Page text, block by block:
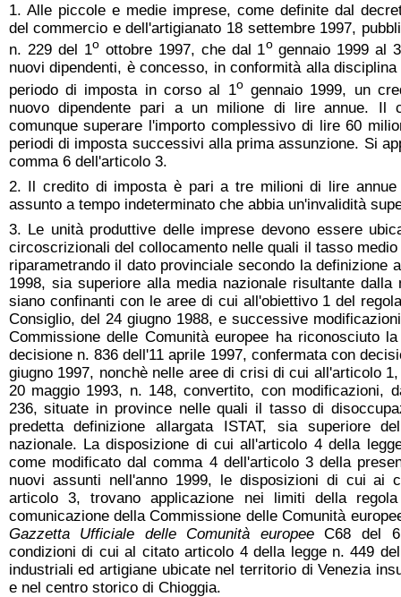
1. Alle piccole e medie imprese, come definite dal
del commercio e dell'artigianato 18 settembre 1997,
n. 229 del 1oottobre 1997, che dal 1ogennaio 1999 al
nuovi dipendenti, è concesso, in conformità alla
periodo di imposta in corso al 1ogennaio 1999, un
nuovo dipendente pari a un milione di lire annue. Il
comunque superare l'importo complessivo di lire 60
periodi di imposta successivi alla prima assunzione. Si
comma 6 dell'articolo 3.
2. Il credito di imposta è pari a tre milioni di lire annue
assunto a tempo indeterminato che abbia un'invalidità
3. Le unità produttive delle imprese devono essere
circoscrizionali del collocamento nelle quali il tasso
riparametrando il dato provinciale secondo la definizione
1998, sia superiore alla media nazionale risultante
siano confinanti con le aree di cui all'obiettivo 1 del
Consiglio, del 24 giugno 1988, e successive
Commissione delle Comunità europee ha riconosciuto
decisione n. 836 dell'11 aprile 1997, confermata con
giugno 1997, nonchè nelle aree di crisi di cui all'articolo
20 maggio 1993, n. 148, convertito, con modificazioni,
236, situate in province nelle quali il tasso di
predetta definizione allargata ISTAT, sia superiore
nazionale. La disposizione di cui all'articolo 4 della
come modificato dal comma 4 dell'articolo 3 della
nuovi assunti nell'anno 1999, le disposizioni di cui ai
articolo 3, trovano applicazione nei limiti della
comunicazione della Commissione delle Comunità
Gazzetta Ufficiale delle Comunità europeeC68 del
condizioni di cui al citato articolo 4 della legge n. 449
industriali ed artigiane ubicate nel territorio di Venezia
e nel centro storico di Chioggia.